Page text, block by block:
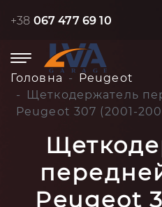
+38 067 477 69 10
Головна
Peugeot
Щеткодержатель
Peugeot 307 (2001-
Peugeot